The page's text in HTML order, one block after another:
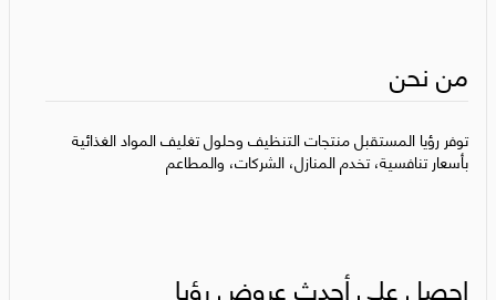
من نحن
توفر رؤيا المستقبل منتجات التنظيف وحلول تغليف المواد الغذائية
بأسعار تنافسية، تخدم المنازل، الشركات، والمطاعم
احصل على أحدث عروض رؤيا